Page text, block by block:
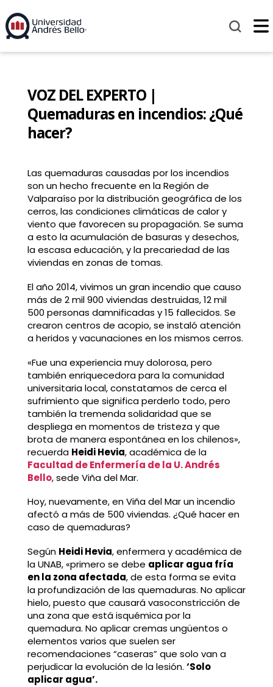
VOZ DEL EXPERTO |
Quemaduras en incendios: ¿Qué
hacer?
Las quemaduras causadas por los incendios
son un hecho frecuente en la Región de
Valparaíso por la distribución geográfica de los
cerros, las condiciones climáticas de calor y
viento que favorecen su propagación. Se suma
a esto la acumulación de basuras y desechos,
la escasa educación, y la precariedad de las
viviendas en zonas de tomas.
El año 2014, vivimos un gran incendio que causo
más de 2 mil 900 viviendas destruidas, 12 mil
500 personas damnificadas y 15 fallecidos. Se
crearon centros de acopio, se instaló atención
a heridos y vacunaciones en los mismos cerros.
«Fue una experiencia muy dolorosa, pero
también enriquecedora para la comunidad
universitaria local, constatamos de cerca el
sufrimiento que significa perderlo todo, pero
también la tremenda solidaridad que se
despliega en momentos de tristeza y que
brota de manera espontánea en los chilenos»,
recuerda Heidi Hevia, académica de la
Facultad de Enfermería de la U. Andrés
Bello, sede Viña del Mar.
Hoy, nuevamente, en Viña del Mar un incendio
afectó a más de 500 viviendas. ¿Qué hacer en
caso de quemaduras?
Según Heidi Hevia, enfermera y académica de
la UNAB, «primero se debe aplicar agua fría
en la zona afectada, de esta forma se evita
la profundización de las quemaduras. No aplicar
hielo, puesto que causará vasoconstricción de
una zona que está isquémica por la
quemadura. No aplicar cremas ungüentos o
elementos varios que suelen ser
recomendaciones “caseras” que solo van a
perjudicar la evolución de la lesión. ‘Solo
aplicar agua’.